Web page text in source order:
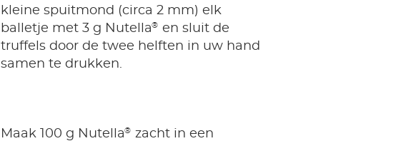
kleine spuitmond (circa 2 mm) elk
balletje met 3 g Nutella® en sluit de
truffels door de twee helften in uw hand
samen te drukken.
Maak 100 g Nutella® zacht in een